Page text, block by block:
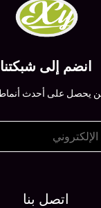
انضم إلى شبكتنا
يحصل على أحدث
اتصل بنا